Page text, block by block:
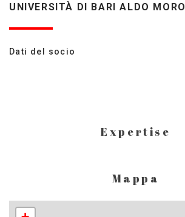
UNIVERSITÀ DI BARI ALDO MORO
Dati del socio
Expertise
Mappa